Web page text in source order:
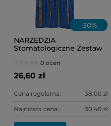
-30%
NARZĘDZIA
Stomatologiczne Zestaw
0 ocen
26,60 zł
Cena regularna: 38,00 zł
Najniższa cena: 30,40 zł